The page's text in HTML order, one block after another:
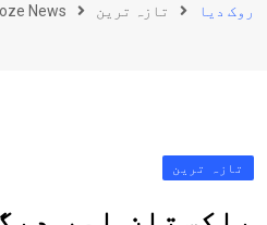
کھیل
روک دیا تازہ ترین News
تازہ ترین